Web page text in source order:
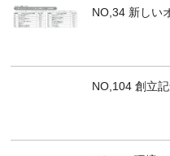
NO,34 新しい
NO,104 創立